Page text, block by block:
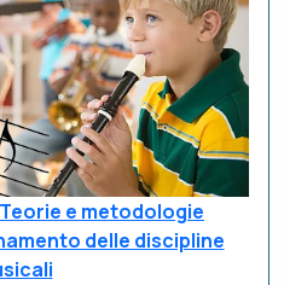
e metodologie
delle discipline